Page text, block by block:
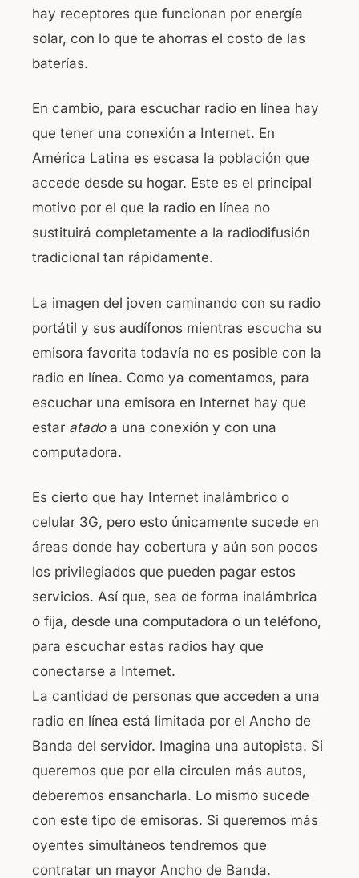
hay receptores que funcionan por energía
solar, con lo que te ahorras el costo de las
baterías.
En cambio, para escuchar radio en línea hay
que tener una conexión a Internet. En
América Latina es escasa la población que
accede desde su hogar. Este es el principal
motivo por el que la radio en línea no
sustituirá completamente a la radiodifusión
tradicional tan rápidamente.
La imagen del joven caminando con su radio
portátil y sus audífonos mientras escucha su
emisora favorita todavía no es posible con la
radio en línea. Como ya comentamos, para
escuchar una emisora en Internet hay que
estar atadoa una conexión y con una
computadora.
Es cierto que hay Internet inalámbrico o
celular 3G, pero esto únicamente sucede en
áreas donde hay cobertura y aún son pocos
los privilegiados que pueden pagar estos
servicios. Así que, sea de forma inalámbrica
o fija, desde una computadora o un teléfono,
para escuchar estas radios hay que
conectarse a Internet.
La cantidad de personas que acceden a una
radio en línea está limitada por el Ancho de
Banda del servidor. Imagina una autopista. Si
queremos que por ella circulen más autos,
deberemos ensancharla. Lo mismo sucede
con este tipo de emisoras. Si queremos más
oyentes simultáneos tendremos que
contratar un mayor Ancho de Banda.